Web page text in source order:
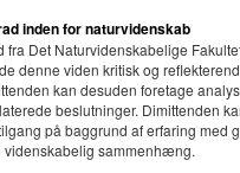
inden for naturvidenskab
Det Naturvidenskabelige
denne viden kritisk og
kan desuden foretage
beslutninger. Dimittenden
på baggrund af erfaring
videnskabelig sammenhæng.